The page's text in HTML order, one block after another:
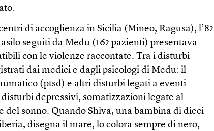
di accoglienza in Sicilia (Mineo, Ragusa), l’82
seguiti da Medu (162 pazienti) presentava
con le violenze raccontate. Tra i disturbi
dai medici e dagli psicologi di Medu: il
(ptsd) e altri disturbi legati a eventi
depressivi, somatizzazioni legate al
del sonno. Quando Shiva, una bambina di dieci
disegna il mare, lo colora sempre di nero,